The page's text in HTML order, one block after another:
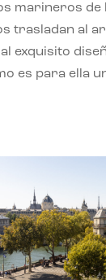
marineros de
trasladan al
exquisito
es para ella